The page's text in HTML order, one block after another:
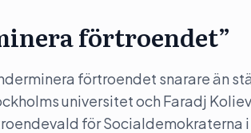
förtroendet”
förtroendet snarare än
universitet och Faradj
för Socialdemokraterna